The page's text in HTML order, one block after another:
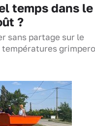
temps dans le
?
sans partage sur le
températures